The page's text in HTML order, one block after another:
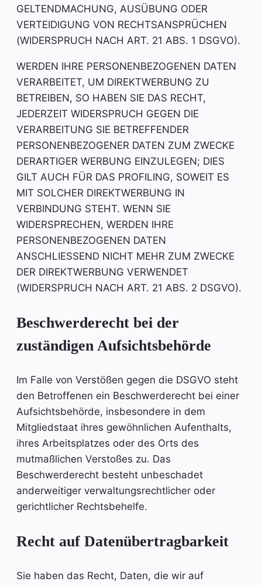
GELTENDMACHUNG, AUSÜBUNG ODER
VERTEIDIGUNG VON RECHTSANSPRÜCHEN
(WIDERSPRUCH NACH ART. 21 ABS. 1 DSGVO).
WERDEN IHRE PERSONENBEZOGENEN DATEN
VERARBEITET, UM DIREKTWERBUNG ZU
BETREIBEN, SO HABEN SIE DAS RECHT,
JEDERZEIT WIDERSPRUCH GEGEN DIE
VERARBEITUNG SIE BETREFFENDER
PERSONENBEZOGENER DATEN ZUM ZWECKE
DERARTIGER WERBUNG EINZULEGEN; DIES
GILT AUCH FÜR DAS PROFILING, SOWEIT ES
MIT SOLCHER DIREKTWERBUNG IN
VERBINDUNG STEHT. WENN SIE
WIDERSPRECHEN, WERDEN IHRE
PERSONENBEZOGENEN DATEN
ANSCHLIESSEND NICHT MEHR ZUM ZWECKE
DER DIREKTWERBUNG VERWENDET
(WIDERSPRUCH NACH ART. 21 ABS. 2 DSGVO).
Beschwerde­recht bei der
zuständigen Aufsichts­behörde
Im Falle von Verstößen gegen die DSGVO steht
den Betroffenen ein Beschwerderecht bei einer
Aufsichtsbehörde, insbesondere in dem
Mitgliedstaat ihres gewöhnlichen Aufenthalts,
ihres Arbeitsplatzes oder des Orts des
mutmaßlichen Verstoßes zu. Das
Beschwerderecht besteht unbeschadet
anderweitiger verwaltungsrechtlicher oder
gerichtlicher Rechtsbehelfe.
Recht auf Daten­übertrag­barkeit
Sie haben das Recht, Daten, die wir auf